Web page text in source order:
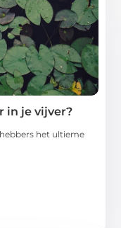
in je vijver?
het ultieme